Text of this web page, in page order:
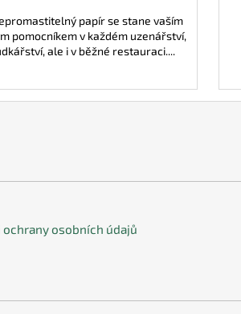
papír se stane vaším
pomocníkem v každém uzenářství,
ale i v běžné restauraci....
osobních údajů